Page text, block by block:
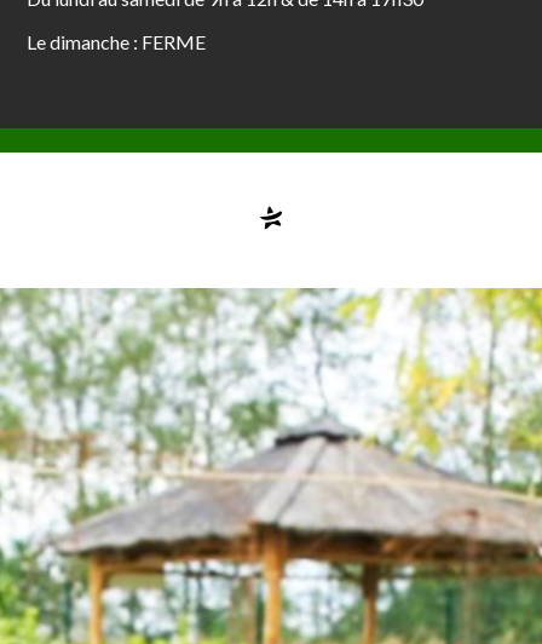
Le dimanche : FERME